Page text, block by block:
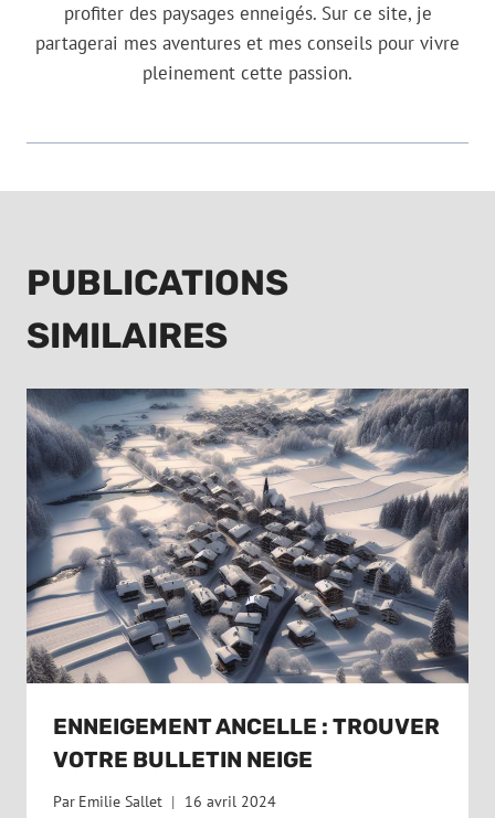
profiter des paysages enneigés. Sur ce site, je
partagerai mes aventures et mes conseils pour vivre
pleinement cette passion.
PUBLICATIONS
SIMILAIRES
ENNEIGEMENT ANCELLE : TROUVER
VOTRE BULLETIN NEIGE
Par Emilie Sallet 16 avril 2024